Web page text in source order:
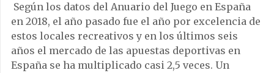
Según los datos del Anuario del Juego en España
en 2018, el año pasado fue el año por excelencia de
estos locales recreativos y en los últimos seis
años el mercado de las apuestas deportivas en
España se ha multiplicado casi 2,5 veces. Un